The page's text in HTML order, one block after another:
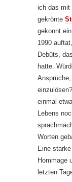
ich das mit
gekrönte
gekonnt
1990
Debüts,
hatte.
einmal
Lebens
Worten
Eine
Hommage
letzten